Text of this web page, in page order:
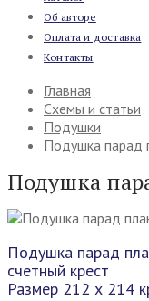
Об авторе
Оплата и доставка
Контакты
Главная
Схемы и статьи
Подушки
Подушка парад
Подушка
Подушка парад
счетный крест
Размер 212 х 214